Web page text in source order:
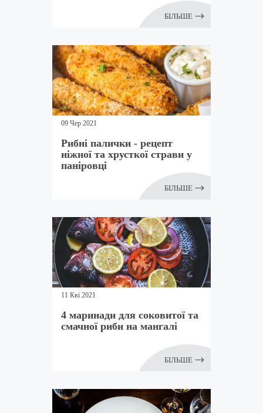
БІЛЬШЕ
09 Чер 2021
Рибні палички - рецепт
ніжної та хрусткої страви у
паніровці
БІЛЬШЕ
11 Кві 2021
4 маринади для соковитої та
смачної риби на мангалі
БІЛЬШЕ